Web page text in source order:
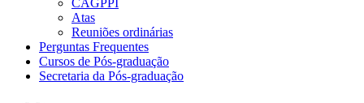
Atas
Reuniões ordinárias
Perguntas Frequentes
Cursos de Pós-graduação
Secretaria da Pós-graduação